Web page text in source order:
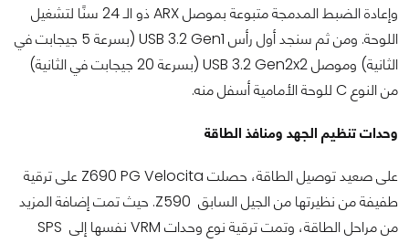
وإعادة الضبط المدمجة متبوعة بموصل ARX ذو الـ 24 سنًا لتشغيل
اللوحة. ومن ثم سنجد أول رأس USB 3.2 Gen1 (بسرعة 5 جيجابت في
الثانية) وموصل USB 3.2 Gen2x2 (بسرعة 20 جيجابت في الثانية)
من النوع C للوحة الأمامية أسفل منه.
وحدات تنظيم الجهد ومنافذ الطاقة
على صعيد توصيل الطاقة، حصلت Z690 PG Velocita على ترقية
طفيفة من نظيرتها من الجيل السابق Z590. حيث تمت إضافة المزيد
من مراحل الطاقة، وتمت ترقية نوع وحدات VRM نفسها إلى SPS